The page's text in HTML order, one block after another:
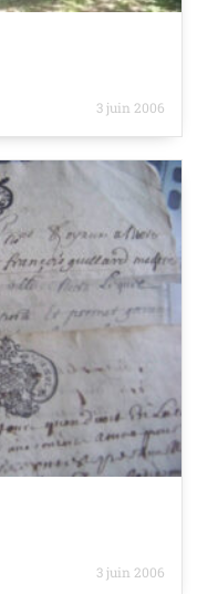
3 juin 2006
3 juin 2006